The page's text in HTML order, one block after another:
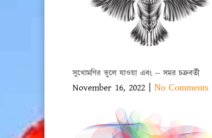
সুখোমণির ভুলে যাওয়া এবং – সমর চক্রবর্তী
November 16, 2022 | No Comments